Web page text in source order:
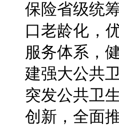
保险省级统
口老龄化，
服务体系，
建强大公共
突发公共卫
创新，全面